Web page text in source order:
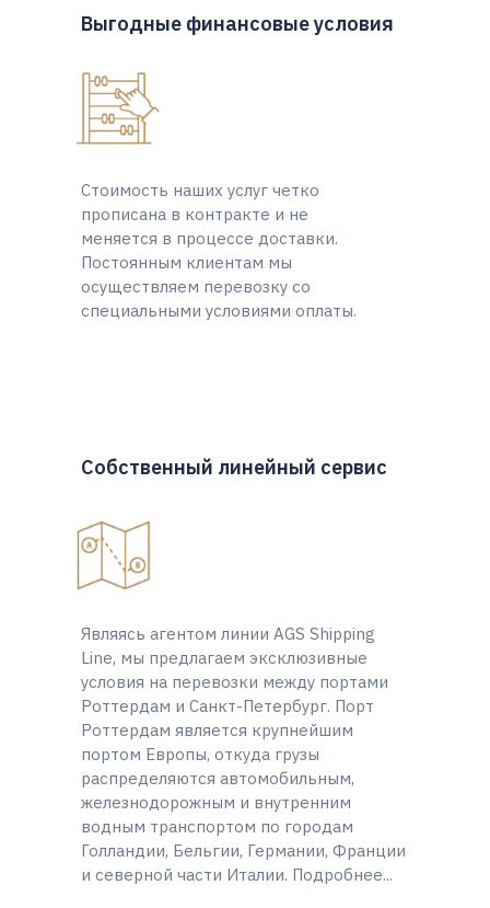
Стоимость наших услуг четко
прописана в контракте и не
меняется в процессе доставки.
Постоянным клиентам мы
осуществляем перевозку со
специальными условиями оплаты.
Выгодные финансовые условия
Являясь агентом линии AGS Shipping
Line, мы предлагаем эксклюзивные
условия на перевозки между портами
Роттердам и Санкт-Петербург. Порт
Роттердам является крупнейшим
портом Европы, откуда грузы
распределяются автомобильным,
железнодорожным и внутренним
водным транспортом по городам
Голландии, Бельгии, Германии, Франции
и северной части Италии. Подробнее...
Собственный линейный сервис